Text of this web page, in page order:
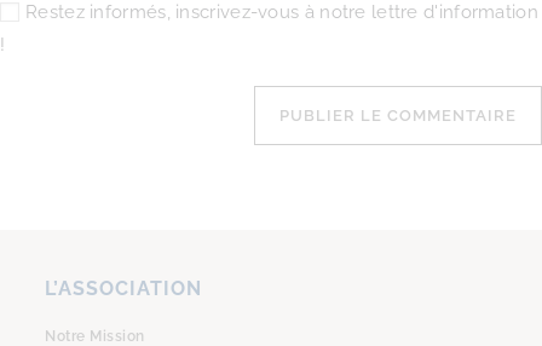
Restez informés, inscrivez-vous à notre lettre d'information
!
L’ASSOCIATION
Notre Mission